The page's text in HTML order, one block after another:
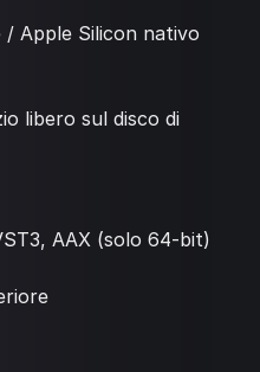
Apple Silicon nativo
libero sul disco di
AAX (solo 64-bit)